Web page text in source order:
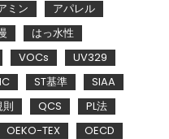
ミン
アパレル
はっ水性
VOCs
UV329
ST基準
SIAA
則 QCS
PL法
OEKO-TEX
OECD